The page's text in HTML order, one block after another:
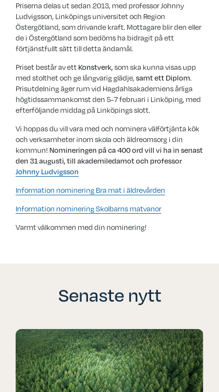
Priserna delas ut sedan 2013, med professor Johnny
Ludvigsson, Linköpings universitet och Region
Östergötland, som drivande kraft. Mottagare blir den eller
de i Östergötland som bedöms ha bidragit på ett
förtjänstfullt sätt till detta ändamål.
Priset består av ett Konstverk,som ska kunna visas upp
med stolthet och ge långvarig glädje, samt ett Diplom.
Prisutdelning äger rum vid Hagdahlsakademiens årliga
högtidssammankomst den 5-7 februari i Linköping, med
efterföljande middag på Linköpings slott.
Vi hoppas du vill vara med och nominera välförtjänta kök
och verksamheter inom skola och äldreomsorg i din
kommun! Nomineringen på ca 400 ord vill vi ha in senast
den 31 augusti, till akademiledamot och professor
Johnny Ludvigsson
Information nominering Bra mat i äldrevården
Information nominering Skolbarns matvanor
Varmt välkommen med din nominering!
Senaste nytt